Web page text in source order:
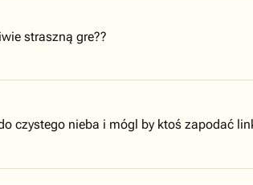
straszną gre??
czystego nieba i mógl by ktoś zapodać